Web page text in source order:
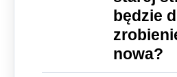
będzie
nowa?